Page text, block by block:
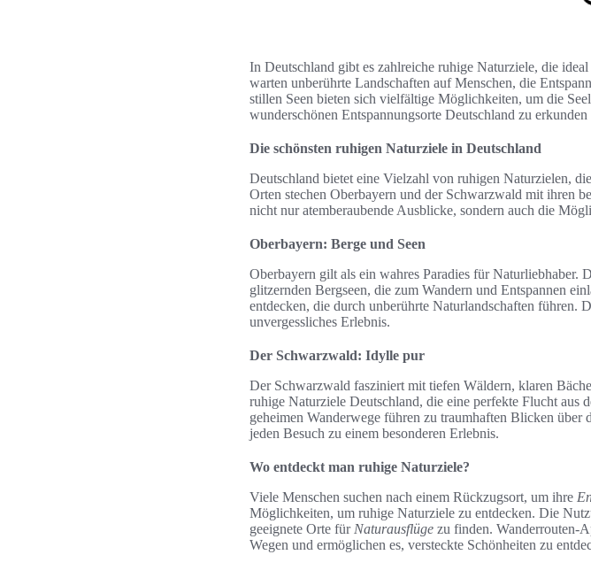
In Deutschland gibt es zahlreiche ruhige Naturziele, die
warten unberührte Landschaften auf Menschen, die
stillen Seen bieten sich vielfältige Möglichkeiten, um die
wunderschönen Entspannungsorte Deutschland zu
Die schönsten ruhigen Naturziele in Deutschland
Deutschland bietet eine Vielzahl von ruhigen Naturzielen,
Orten stechen Oberbayern und der Schwarzwald mit ihren
nicht nur atemberaubende Ausblicke, sondern auch die
Oberbayern: Berge und Seen
Oberbayern gilt als ein wahres Paradies für Naturliebhaber.
glitzernden Bergseen, die zum Wandern und Entspannen
entdecken, die durch unberührte Naturlandschaften führen.
unvergessliches Erlebnis.
Der Schwarzwald: Idylle pur
Der Schwarzwald fasziniert mit tiefen Wäldern, klaren
ruhige Naturziele Deutschland, die eine perfekte Flucht
geheimen Wanderwege führen zu traumhaften Blicken
jeden Besuch zu einem besonderen Erlebnis.
Wo entdeckt man ruhige Naturziele?
Viele Menschen suchen nach einem Rückzugsort, um ihre
Möglichkeiten, um ruhige Naturziele zu entdecken. Die
geeignete Orte für Naturausflüge zu finden. Wanderrouten-
Wegen und ermöglichen es, versteckte Schönheiten zu